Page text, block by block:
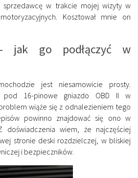
sprzedawcę w trakcie mojej wizyty w
Kosztował mnie on
go podłączyć w
jest niesamowicie prosty.
pod 16-pinowe gniazdo OBD II w
wiąże się z odnalezieniem tego
powinno znajdować się ono w
doświadczenia wiem, że najczęściej
stronie deski rozdzielczej, w bliskiej
i bezpieczników.